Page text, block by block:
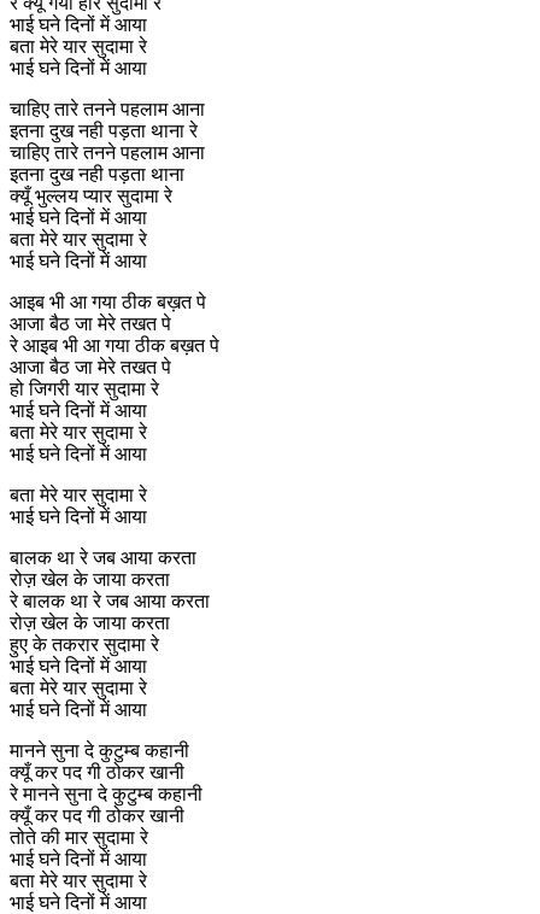
भाई घने दिनों में आया
बता मेरे यार सुदामा रे
भाई घने दिनों में आया
चाहिए तारे तनने पहलाम आना
इतना दुख नही पड़ता थाना रे
चाहिए तारे तनने पहलाम आना
इतना दुख नही पड़ता थाना
क्यूँ भुल्लय प्यार सुदामा रे
भाई घने दिनों में आया
बता मेरे यार सुदामा रे
भाई घने दिनों में आया
आइब भी आ गया ठीक बख़त पे
आजा बैठ जा मेरे तखत पे
रे आइब भी आ गया ठीक बख़त पे
आजा बैठ जा मेरे तखत पे
हो जिगरी यार सुदामा रे
भाई घने दिनों में आया
बता मेरे यार सुदामा रे
भाई घने दिनों में आया
बता मेरे यार सुदामा रे
भाई घने दिनों में आया
बालक था रे जब आया करता
रोज़ खेल के जाया करता
रे बालक था रे जब आया करता
रोज़ खेल के जाया करता
हुए के तकरार सुदामा रे
भाई घने दिनों में आया
बता मेरे यार सुदामा रे
भाई घने दिनों में आया
मानने सुना दे कुटुम्ब कहानी
क्यूँ कर पद गी ठोकर खानी
रे मानने सुना दे कुटुम्ब कहानी
क्यूँ कर पद गी ठोकर खानी
तोते की मार सुदामा रे
भाई घने दिनों में आया
बता मेरे यार सुदामा रे
भाई घने दिनों में आया